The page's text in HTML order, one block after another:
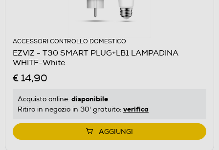
ACCESSORI CONTROLLO DOMESTICO
EZVIZ - T30 SMART PLUG+LB1 LAMPADINA
WHITE-White
€ 14,90
Acquisto online: disponibile
Ritiro in negozio in 30' gratuito: verifica
AGGIUNGI